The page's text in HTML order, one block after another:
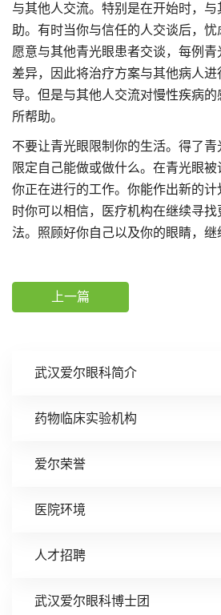
武汉爱尔眼科简介
药物临床实验机构
爱尔荣誉
医院环境
人才招聘
武汉爱尔眼科博士团
与其他人交流。特别是在开始时，
助。有时当你与信任的人交谈后，
愿意与其他青光眼患者交谈，每例
差异，因此将治疗方案与其他病人
导。但是与其他人交流对慢性疾病
所帮助。
不要让青光眼限制你的生活。得了
限定自己能做或做什么。在青光眼
你正在进行的工作。你能作出新的计
时你可以相信，医疗机构在继续寻
法。照顾好你自己以及你的眼睛，继
上一篇